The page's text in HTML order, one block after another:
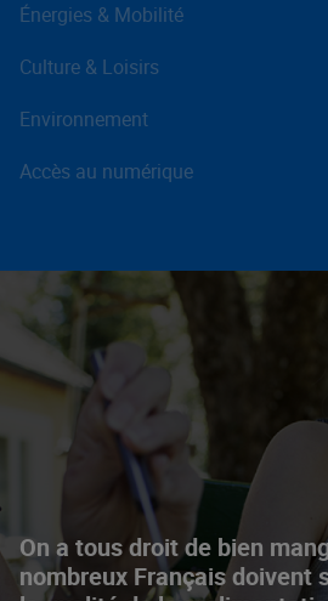
On a tous droit de bien
nombreux Français doivent
Énergies & Mobilité
Culture & Loisirs
Environnement
Accès au numérique